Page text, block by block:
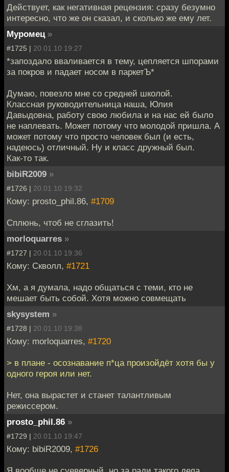
Действует, как негативная рецензия: сразу безумно
интересно, что же он сказал, и сколько же ему лет.
Муромец »
#1725 | 20.01.10 19:27
*запоздало вваливается в тему, цепляется шпорами
за покров и падает носом в паркетЪ*
Думаю, повезло мне со средней школой.
Классная руководительница наша, Юлия
Давыдовна, работу свою любила и на нас ей было
не наплевать. Может потому что молодой пришла. А
может потому что просто человек был (и есть,
надеюсь) отличный. Ну и класс дружный был.
Как-то так.
bibiR2009 »
#1726 | 20.01.10 19:32
Кому: prosto_phil.86, #1709
Сплюнь, чтоб не сглазить!
morloquarres »
#1727 | 20.01.10 19:36
Кому: Скволл, #1721
Хм, а я думала, надо общаться с теми, кто не
мешает быть собой. Хотя можно совмещать
skysystem »
#1728 | 20.01.10 19:38
Кому: morloquarres, #1720
> в плане - осознавание п*ца произойдёт хотя бы у
одного героя или нет.
Нет, она вырастет и станет талантливым
режиссером.
prosto_phil.86 »
#1729 | 20.01.10 19:47
Кому: bibiR2009, #1726